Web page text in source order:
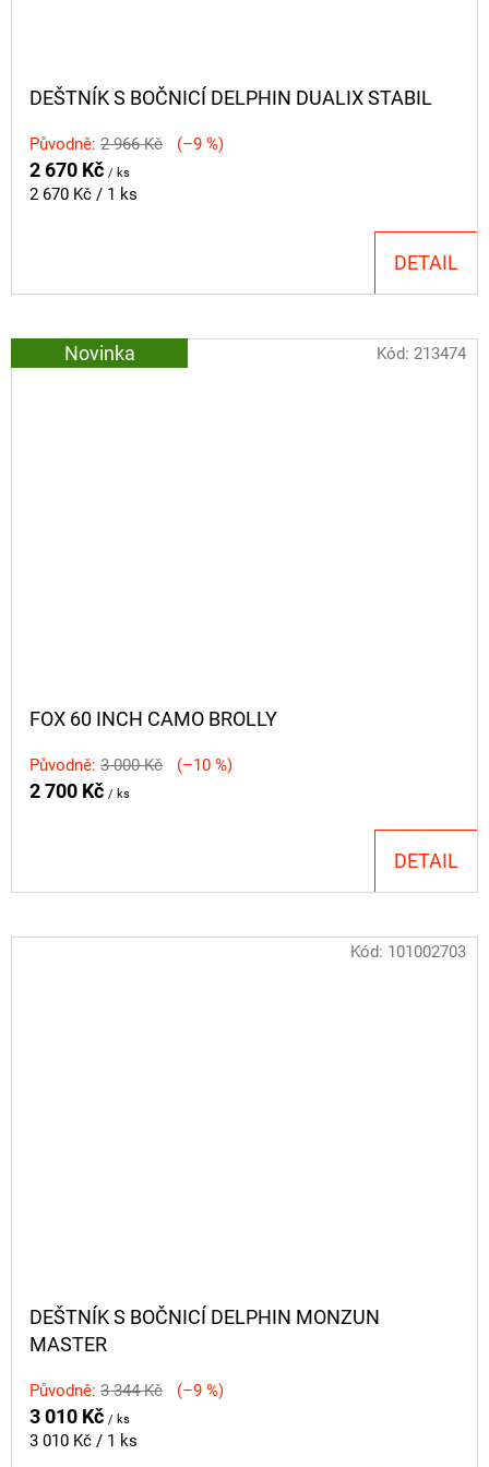
DEŠTNÍK S BOČNICÍ DELPHIN DUALIX STABIL
Původně: 2 966 Kč (–9 %)
2 670 Kč / ks
Měrná
2 670 Kč / 1 ks
DETAIL
Novinka
FOX 60 INCH CAMO BROLLY
Původně: 3 000 Kč (–10 %)
2 700 Kč / ks
DETAIL
Kód: 213474
DEŠTNÍK S BOČNICÍ DELPHIN MONZUN
MASTER
Původně: 3 344 Kč (–9 %)
3 010 Kč / ks
Měrná
3 010 Kč / 1 ks
Kód: 101002703